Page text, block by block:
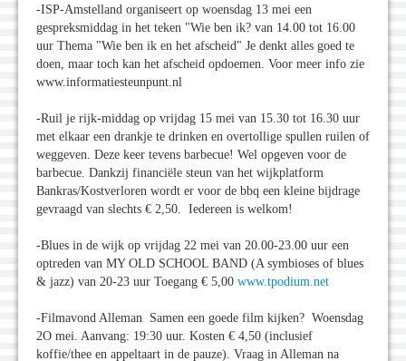
-ISP-Amstelland organiseert op woensdag 13 mei een
gespreksmiddag in het teken "Wie ben ik? van 14.00 tot 16.00
uur Thema "Wie ben ik en het afscheid" Je denkt alles goed te
doen, maar toch kan het afscheid opdoemen. Voor meer info zie
www.informatiesteunpunt.nl
-Ruil je rijk-middag op vrijdag 15 mei van 15.30 tot 16.30 uur
met elkaar een drankje te drinken en overtollige spullen ruilen of
weggeven. Deze keer tevens barbecue! Wel opgeven voor de
barbecue. Dankzij financiële steun van het wijkplatform
Bankras/Kostverloren wordt er voor de bbq een kleine bijdrage
gevraagd van slechts € 2,50. Iedereen is welkom!
-Blues in de wijk op vrijdag 22 mei van 20.00-23.00 uur een
optreden van MY OLD SCHOOL BAND (A symbioses of blues
& jazz) van 20-23 uur Toegang € 5,00 www.tpodium.net
-Filmavond Alleman Samen een goede film kijken? Woensdag
2O mei. Aanvang: 19:30 uur. Kosten € 4,50 (inclusief
koffie/thee en appeltaart in de pauze). Vraag in Alleman na